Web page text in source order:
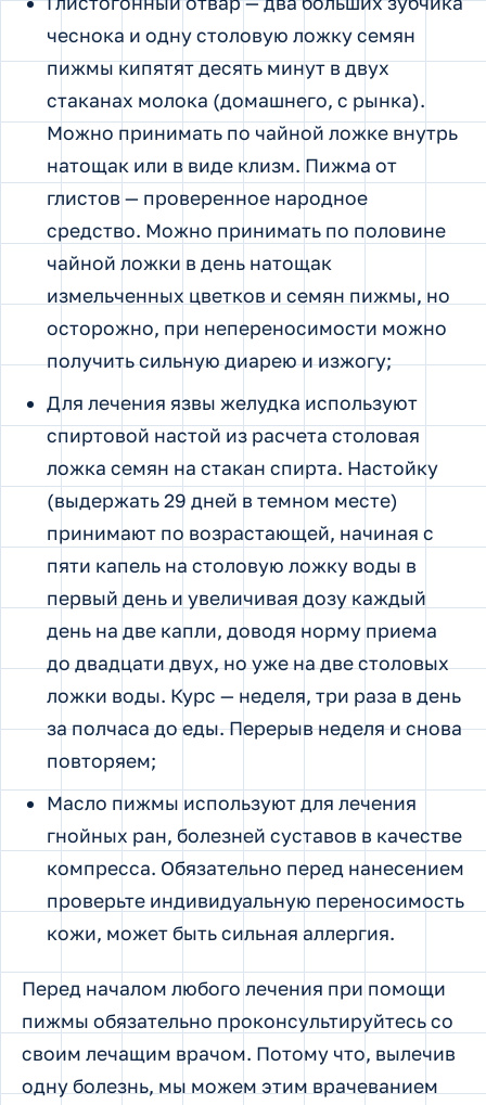
чеснока и одну столовую ложку семян
пижмы кипятят десять минут в двух
стаканах молока (домашнего, с рынка).
Можно принимать по чайной ложке внутрь
натощак или в виде клизм. Пижма от
глистов — проверенное народное
средство. Можно принимать по половине
чайной ложки в день натощак
измельченных цветков и семян пижмы, но
осторожно, при непереносимости можно
получить сильную диарею и изжогу;
Для лечения язвы желудка используют
спиртовой настой из расчета столовая
ложка семян на стакан спирта. Настойку
(выдержать 29 дней в темном месте)
принимают по возрастающей, начиная с
пяти капель на столовую ложку воды в
первый день и увеличивая дозу каждый
день на две капли, доводя норму приема
до двадцати двух, но уже на две столовых
ложки воды. Курс — неделя, три раза в день
за полчаса до еды. Перерыв неделя и снова
повторяем;
Масло пижмы используют для лечения
гнойных ран, болезней суставов в качестве
компресса. Обязательно перед нанесением
проверьте индивидуальную переносимость
кожи, может быть сильная аллергия.
Перед началом любого лечения при помощи
пижмы обязательно проконсультируйтесь со
своим лечащим врачом. Потому что, вылечив
одну болезнь, мы можем этим врачеванием